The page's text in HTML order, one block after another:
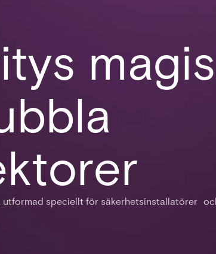
speciellt för säkerhetsinstallatörer